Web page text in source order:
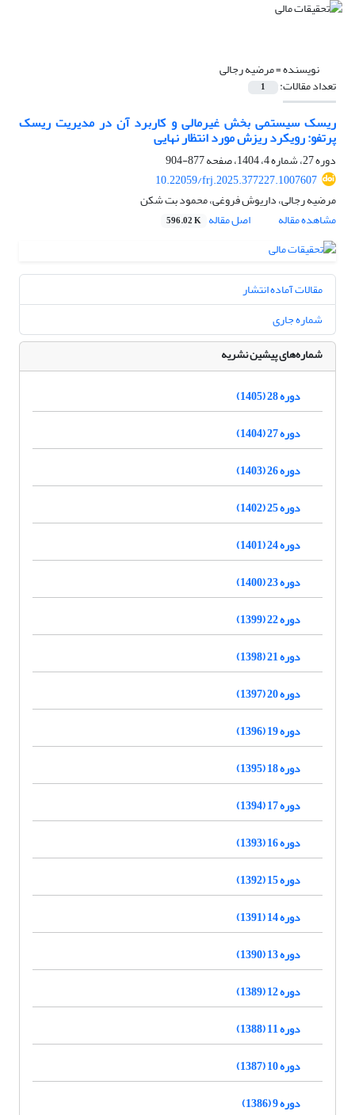
نویسنده =مرضیه رجالی
تعداد مقالات: 1
ریسک سیستمی بخش غیرمالی و کاربرد آن در مدیریت ریسک
پرتفو: رویکرد ریزش مورد انتظار نهایی
دوره 27، شماره 4، 1404، صفحه
877-904
10.22059/frj.2025.377227.1007607
مرضیه رجالی، داریوش فروغی، محمود بت شکن
مشاهده مقاله
اصل مقاله 596.02 K
مقالات آماده انتشار
شماره جاری
شماره‌های پیشین نشریه
دوره 28 (1405)
دوره 27 (1404)
دوره 26 (1403)
دوره 25 (1402)
دوره 24 (1401)
دوره 23 (1400)
دوره 22 (1399)
دوره 21 (1398)
دوره 20 (1397)
دوره 19 (1396)
دوره 18 (1395)
دوره 17 (1394)
دوره 16 (1393)
دوره 15 (1392)
دوره 14 (1391)
دوره 13 (1390)
دوره 12 (1389)
دوره 11 (1388)
دوره 10 (1387)
دوره 9 (1386)